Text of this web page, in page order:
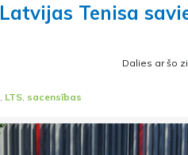
Tenisa
Dalies ar šo
, LTS, sacensības